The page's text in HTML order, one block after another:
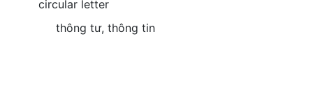
circular letter
thông tư, thông tin